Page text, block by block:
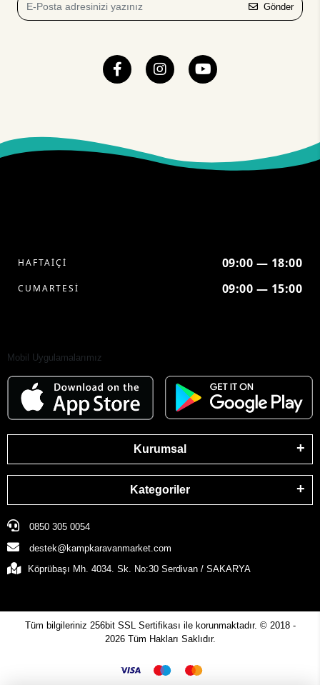
Gönder
HAFTAİÇİ 09:00 — 18:00
CUMARTESİ 09:00 — 15:00
Mobil Uygulamalarımız
Kurumsal
Kategoriler
0850 305 0054
destek@kampkaravanmarket.com
Köprübaşı Mh. 4034. Sk. No:30 Serdivan / SAKARYA
Tüm bilgileriniz 256bit SSL Sertifikası ile korunmaktadır. © 2018 -
2026 Tüm Hakları Saklıdır.